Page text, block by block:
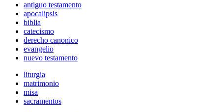
antiguo testamento
apocalipsis
biblia
catecismo
derecho canonico
evangelio
nuevo testamento
liturgia
matrimonio
misa
sacramentos